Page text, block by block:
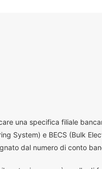
una specifica filiale
System) e BECS (Bulk
dal numero di conto